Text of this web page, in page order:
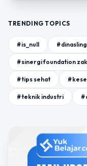
TRENDING TOPICS
#is_null
#sinergi foundation
#tips sehat
#teknik industri